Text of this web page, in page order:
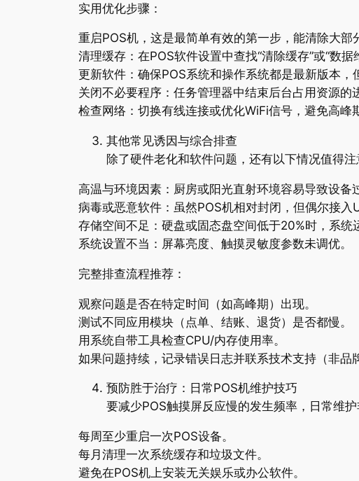
实用优化步骤：
重启POS机，这是最简单有效的第一步，能清除大部
清理缓存：在POS软件设置中查找“清除缓存”或“数据
更新软件：确保POS系统和操作系统都是最新版本，
关闭不必要程序：任务管理器中结束后台占用资源的
检查网络：切换有线连接或优化WiFi信号，避免高峰
其他常见诱因与综合排查
除了硬件老化和软件问题，还有以下情况值得注
高温与环境因素：厨房或阳光直射环境容易导致设备
病毒或恶意软件：虽然POS机相对封闭，但偶尔接入
存储空间不足：硬盘或固态盘空间低于20%时，系统
系统设置不当：屏幕亮度、触摸灵敏度参数未调优。
完整排查流程推荐：
观察问题是否在特定时间（如高峰期）出现。
测试不同应用模块（点单、结账、退货）是否都慢。
用系统自带工具检查CPU/内存使用率。
如果问题持续，记录错误日志并联系技术支持（非品
预防胜于治疗：日常POS机维护技巧
要减少POS触摸屏反应慢的发生频率，日常维护
每周至少重启一次POS设备。
每月清理一次系统缓存和垃圾文件。
避免在POS机上安装无关娱乐或办公软件。